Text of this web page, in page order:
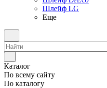
Шлейф LG
Еще
Каталог
По всему сайту
По каталогу